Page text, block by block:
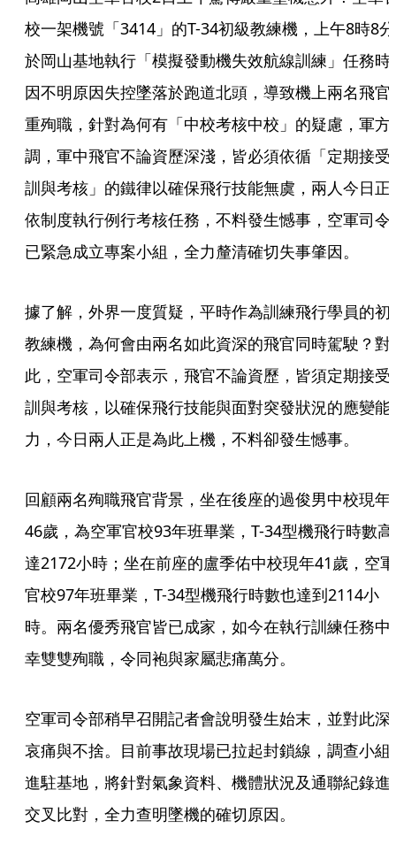
校一架機號「3414」的T-34初級教練機，上午8時8分
於岡山基地執行「模擬發動機失效航線訓練」任務時
因不明原因失控墜落於跑道北頭，導致機上兩名飛官
重殉職，針對為何有「中校考核中校」的疑慮，軍方
調，軍中飛官不論資歷深淺，皆必須依循「定期接受
訓與考核」的鐵律以確保飛行技能無虞，兩人今日正
依制度執行例行考核任務，不料發生憾事，空軍司令
已緊急成立專案小組，全力釐清確切失事肇因。
據了解，外界一度質疑，平時作為訓練飛行學員的初
教練機，為何會由兩名如此資深的飛官同時駕駛？對
此，空軍司令部表示，飛官不論資歷，皆須定期接受
訓與考核，以確保飛行技能與面對突發狀況的應變能
力，今日兩人正是為此上機，不料卻發生憾事。
回顧兩名殉職飛官背景，坐在後座的過俊男中校現年
46歲，為空軍官校93年班畢業，T-34型機飛行時數高
達2172小時；坐在前座的盧季佑中校現年41歲，空軍
官校97年班畢業，T-34型機飛行時數也達到2114小
時。兩名優秀飛官皆已成家，如今在執行訓練任務中
幸雙雙殉職，令同袍與家屬悲痛萬分。
空軍司令部稍早召開記者會說明發生始末，並對此深
哀痛與不捨。目前事故現場已拉起封鎖線，調查小組
進駐基地，將針對氣象資料、機體狀況及通聯紀錄進
交叉比對，全力查明墜機的確切原因。